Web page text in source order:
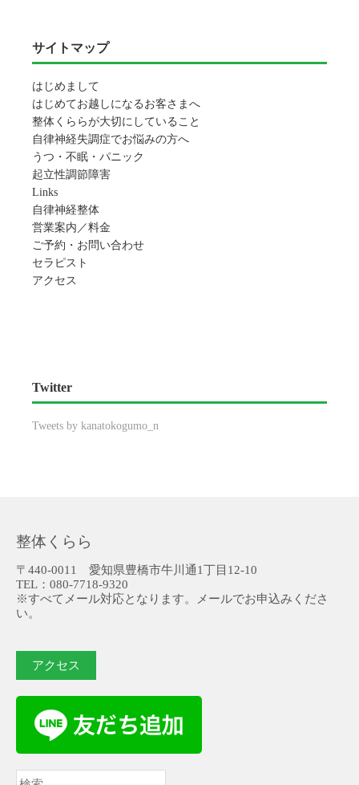
サイトマップ
はじめまして
はじめてお越しになるお客さまへ
整体くららが大切にしていること
自律神経失調症でお悩みの方へ
うつ・不眠・パニック
起立性調節障害
Links
自律神経整体
営業案内／料金
ご予約・お問い合わせ
セラピスト
アクセス
Twitter
Tweets by kanatokogumo_n
整体くらら
〒440-0011 愛知県豊橋市牛川通1丁目12-10
TEL：080-7718-9320
※すべてメール対応となります。メールでお申込みくださ
い。
アクセス
検